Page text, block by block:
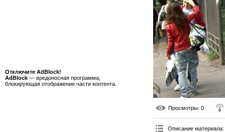
Отключите AdBlock!
AdBlock — вредоносная программа,
блокирующая отображение части контента.
Просмотры: 0
Описание материала: